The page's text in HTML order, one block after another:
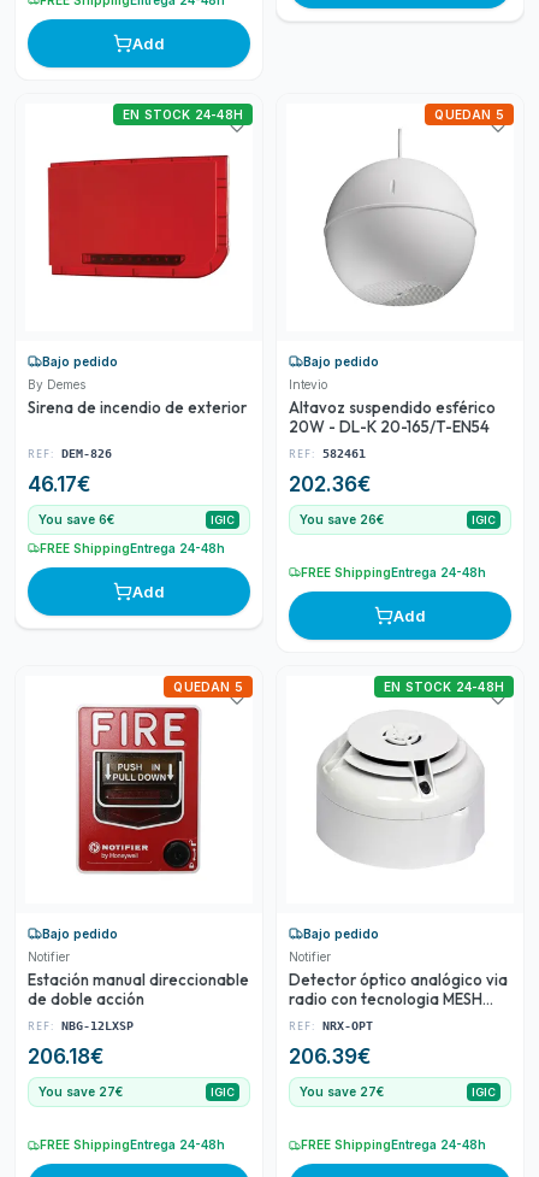
Add
Bajo pedido
By Demes
Sirena de incendio de exterior
REF: DEM-826
46.17€
EN STOCK 24-48H
You save 6€ IGIC
FREE ShippingEntrega 24-48h
Add
Bajo pedido
Intevio
Altavoz suspendido esférico
20W - DL-K 20-165/T-EN54
REF: 582461
202.36€
QUEDAN 5
You save 26€ IGIC
FREE ShippingEntrega 24-48h
Add
Bajo pedido
Notifier
Estación manual direccionable
de doble acción
REF: NBG-12LXSP
206.18€
QUEDAN 5
You save 27€ IGIC
FREE ShippingEntrega 24-48h
Bajo pedido
Notifier
Detector óptico analógico via
radio con tecnologia MESH
AGILE
REF: NRX-OPT
206.39€
EN STOCK 24-48H
You save 27€ IGIC
FREE ShippingEntrega 24-48h